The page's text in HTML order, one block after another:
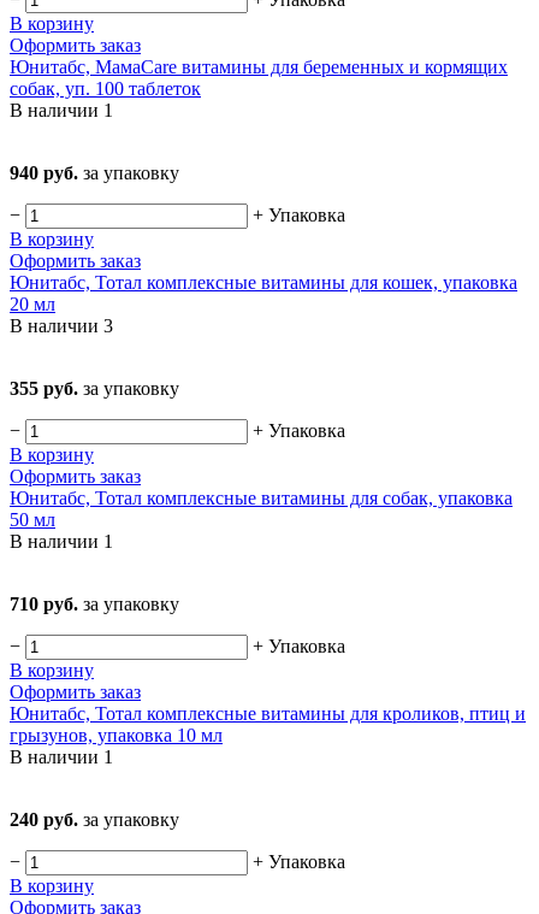
В корзину
Оформить заказ
Юнитабс, МамаCare витамины для беременных и кормящих
собак, уп. 100 таблеток
В наличии 1
940 руб. за упаковку
− + Упаковка
В корзину
Оформить заказ
Юнитабс, Тотал комплексные витамины для кошек, упаковка
20 мл
В наличии 3
355 руб. за упаковку
− + Упаковка
В корзину
Оформить заказ
Юнитабс, Тотал комплексные витамины для собак, упаковка
50 мл
В наличии 1
710 руб. за упаковку
− + Упаковка
В корзину
Оформить заказ
Юнитабс, Тотал комплексные витамины для кроликов, птиц и
грызунов, упаковка 10 мл
В наличии 1
240 руб. за упаковку
− + Упаковка
В корзину
Оформить заказ